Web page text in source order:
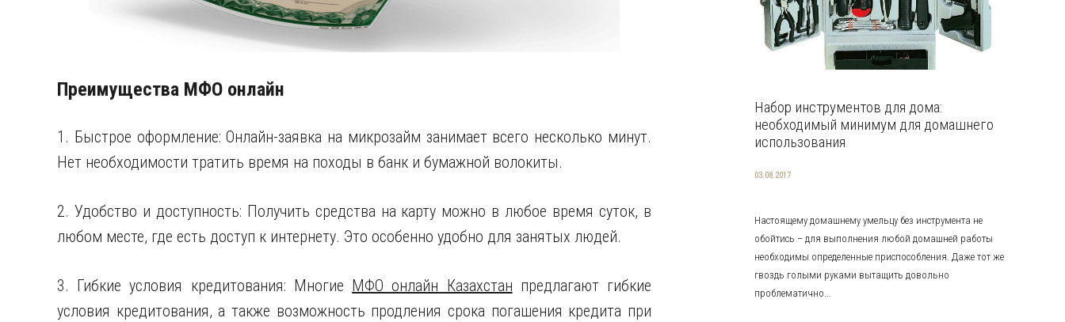
Преимущества МФО онлайн
1. Быстрое оформление: Онлайн-заявка на микрозайм занимает всего несколько минут.
Нет необходимости тратить время на походы в банк и бумажной волокиты.
2. Удобство и доступность: Получить средства на карту можно в любое время суток, в
любом месте, где есть доступ к интернету. Это особенно удобно для занятых людей.
3. Гибкие условия кредитования: Многие МФО онлайн Казахстан предлагают гибкие
условия кредитования, а также возможность продления срока погашения кредита при
Набор инструментов для дома:
необходимый минимум для домашнего
использования
03.08.2017
Настоящему домашнему умельцу без инструмента не
обойтись – для выполнения любой домашней работы
необходимы определенные приспособления. Даже тот же
гвоздь голыми руками вытащить довольно
проблематично...